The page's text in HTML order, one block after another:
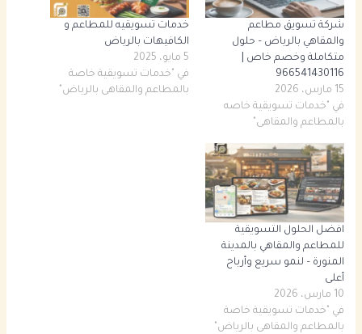
شركة تسويق مطاعم
والمقاهي بالرياض – حلول
متكاملة وخصم خاص |
966541430116
15 مارس، 2026
في "خدمات تسويقية خاصه
بالمطاعم والمقاهى"
خدمات تسويقيه للمطاعم و
الكافيهات بالرياض
5 مايو، 2025
في "خدمات تسويقية خاصة
بالمطاعم والمقاهى بالرياض"
افضل الحلول التسويقية
للمطاعم والمقاهي بالمدينة
المنورة – لنمو سريع وأرباح
أعلى
10 مارس، 2026
في "خدمات تسويقية خاصة
بالمطاعم والمقاهى بالرياض"